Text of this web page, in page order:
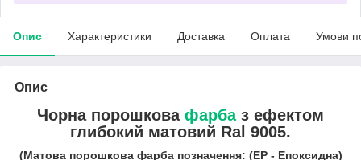
Опис Характеристики Доставка Оплата Умови
Опис
Чорна порошкова фарбаз ефектом
глибокий матовий Ral 9005.
(Матова порошкова фарба позначення: (ЕР - Епоксидна)